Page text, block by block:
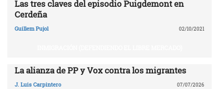
Las tres claves del episodio Puigdemont en
Cerdeña
Guillem Pujol 02/10/2021
La alianza de PP y Vox contra los migrantes
J. Luis Carpintero 07/07/2026